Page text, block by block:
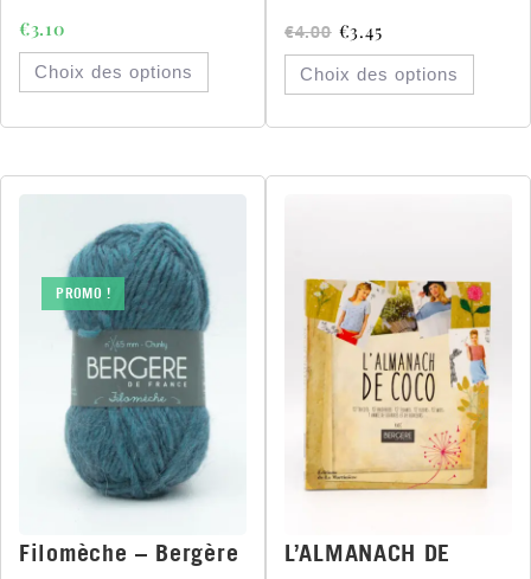
€3.10
Choix des options
€4.00 €3.45
Choix des options
PROMO !
Filomèche – Bergère
L’ALMANACH DE